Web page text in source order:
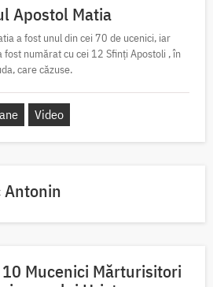
Apostol Matia
a fost unul din cei 70 de ucenici, iar
fost numărat cu cei 12 Sfinți Apostoli , în
care căzuse.
Video
Antonin
Mucenici Mărturisitori